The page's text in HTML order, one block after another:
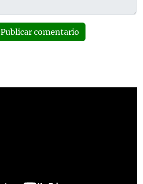
Publicar comentario